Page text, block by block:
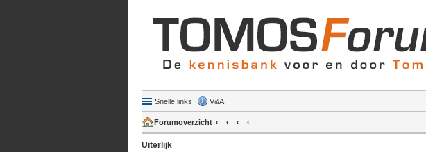
Snelle links V&A
Forumoverzicht
Uiterlijk